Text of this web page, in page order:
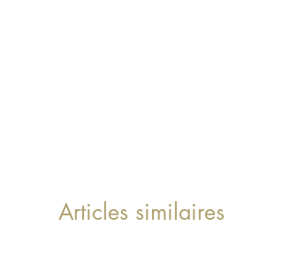
Articles similaires